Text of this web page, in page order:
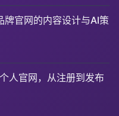
牌官网的内容设计与AI策
人官网，从注册到发布